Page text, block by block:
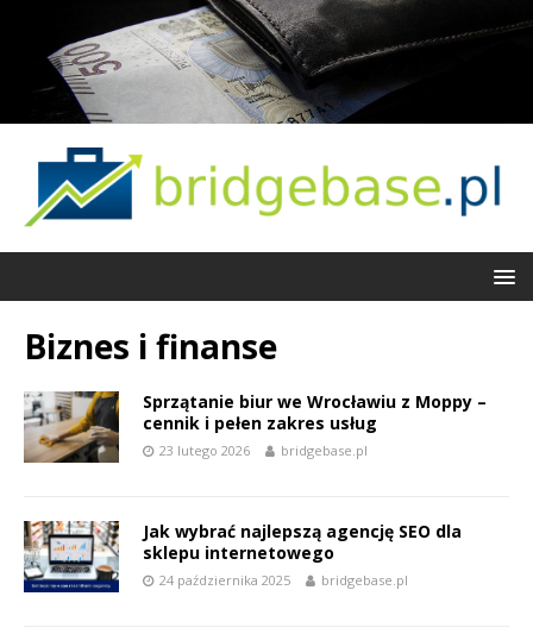
Biznes i finanse
Sprzątanie biur we Wrocławiu z Moppy –
cennik i pełen zakres usług
23 lutego 2026 bridgebase.pl
Jak wybrać najlepszą agencję SEO dla
sklepu internetowego
24 października 2025 bridgebase.pl